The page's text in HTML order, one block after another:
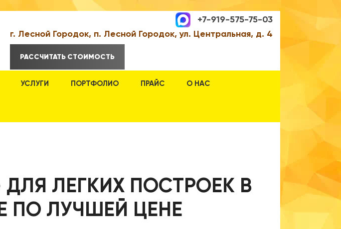
+7-919-575-75-03
г. Лесной Городок, п. Лесной Городок, ул. Центральная, д. 4
РАССЧИТАТЬ СТОИМОСТЬ
УСЛУГИ ПОРТФОЛИО ПРАЙС О НАС
ЛЕГКИХ ПОСТРОЕК В
ПО ЛУЧШЕЙ ЦЕНЕ